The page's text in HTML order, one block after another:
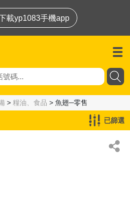
載yp1083手機app
> 糧油、食品 > 魚翅─零售
已篩選